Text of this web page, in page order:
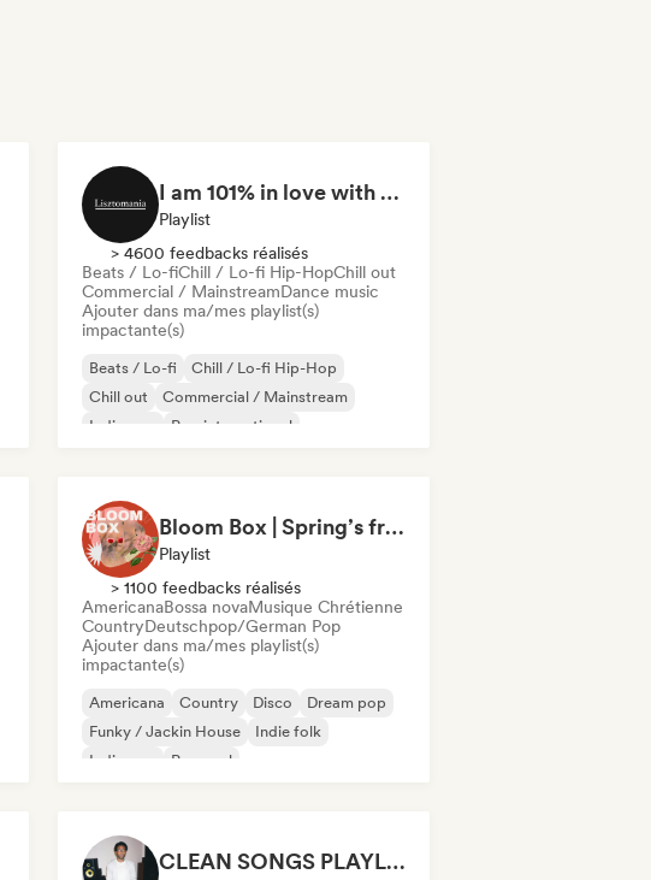
I am 101% in love with you
Playlist
> 4600 feedbacks réalisés
Beats / Lo-fiChill / Lo-fi Hip-HopChill out
Commercial / MainstreamDance music
Ajouter dans ma/mes playlist(s)
impactante(s)
Beats / Lo-fi
Chill / Lo-fi Hip-Hop
Chill out
Commercial / Mainstream
Indie pop
Pop international
Bloom Box | Spring’s freshest tracks
Playlist
> 1100 feedbacks réalisés
AmericanaBossa novaMusique Chrétienne
CountryDeutschpop/German Pop
Ajouter dans ma/mes playlist(s)
impactante(s)
Americana Country Disco
Dream pop
Funky / Jackin House
Indie folk
Indie pop
Pop soul
CLEAN SONGS PLAYLIST